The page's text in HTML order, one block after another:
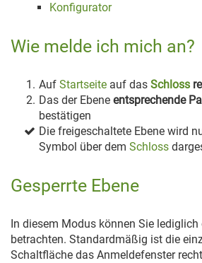
Konfigurator
Wie melde ich mich an?
Auf Startseite auf das Schloss
Das der Ebene entsprechende
bestätigen
Die freigeschaltete Ebene wird
Symbol über dem Schloss
Gesperrte Ebene
In diesem Modus können Sie lediglich
betrachten. Standardmäßig ist die
Schaltfläche das Anmeldefenster